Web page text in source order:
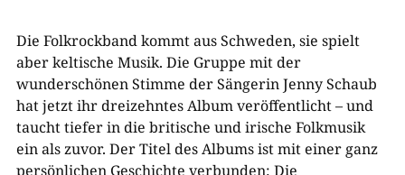
Die Folkrockband kommt aus Schweden, sie spielt
aber keltische Musik. Die Gruppe mit der
wunderschönen Stimme der Sängerin Jenny Schaub
hat jetzt ihr dreizehntes Album veröffentlicht – und
taucht tiefer in die britische und irische Folkmusik
ein als zuvor. Der Titel des Albums ist mit einer ganz
persönlichen Geschichte verbunden: Die